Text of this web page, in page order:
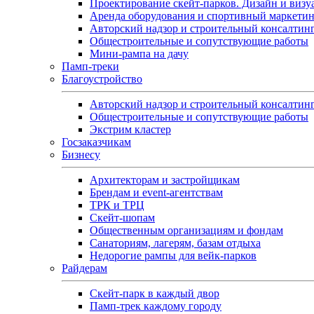
Проектирование скейт-парков. Дизайн и
Аренда оборудования и спортивный
Авторский надзор и строительный
Общестроительные и сопутствующие работы
Мини-рампа на дачу
Памп‑треки
Благоустройство
Авторский надзор и строительный
Общестроительные и сопутствующие работы
Экстрим кластер
Госзаказчикам
Бизнесу
Архитекторам и застройщикам
Брендам и event-агентствам
ТРК и ТРЦ
Скейт-шопам
Общественным организациям и фондам
Санаториям, лагерям, базам отдыха
Недорогие рампы для вейк-парков
Райдерам
Скейт-парк в каждый двор
Памп-трек каждому городу